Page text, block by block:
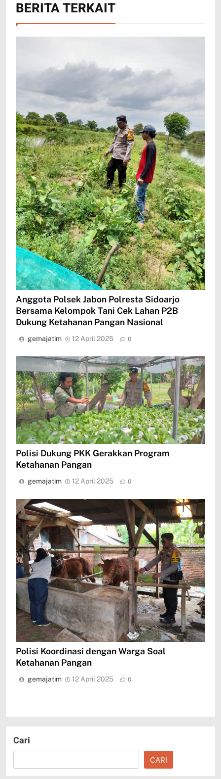
BERITA TERKAIT
Anggota Polsek Jabon Polresta Sidoarjo
Bersama Kelompok Tani Cek Lahan P2B
Dukung Ketahanan Pangan Nasional
gemajatim 12 April 2025 0
Polisi Dukung PKK Gerakkan Program
Ketahanan Pangan
gemajatim 12 April 2025 0
Polisi Koordinasi dengan Warga Soal
Ketahanan Pangan
gemajatim 12 April 2025 0
Cari
CARI